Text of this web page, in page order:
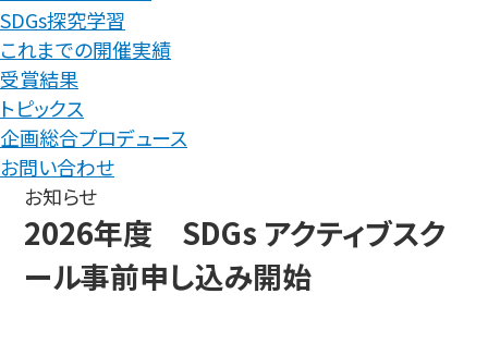
SDGs探究学習
これまでの開催実績
受賞結果
トピックス
企画総合プロデュース
お問い合わせ
お知らせ
2026年度 SDGs アクティブスク
ール事前申し込み開始